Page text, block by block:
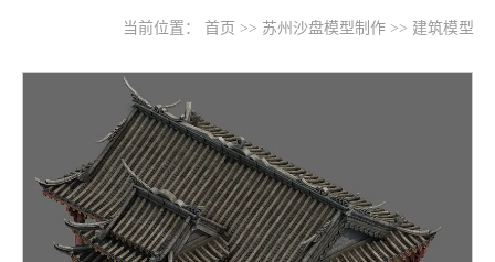
当前位置： 首页 >> 苏州沙盘模型制作 >> 建筑模型